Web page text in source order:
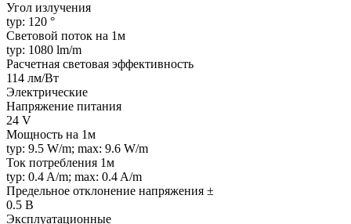
Угол излучения
typ: 120 °
Световой поток на 1м
typ: 1080 lm/m
Расчетная световая эффективность
114 лм/Вт
Электрические
Напряжение питания
24 V
Мощность на 1м
typ: 9.5 W/m; max: 9.6 W/m
Ток потребления 1м
typ: 0.4 A/m; max: 0.4 A/m
Предельное отклонение напряжения ±
0.5 В
Эксплуатационные